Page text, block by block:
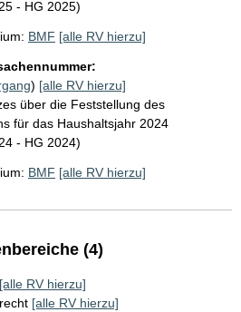
- HG 2025)
BMF [alle RV hierzu]
) [alle RV hierzu]
über die Feststellung des
für das Haushaltsjahr 2024
- HG 2024)
BMF [alle RV hierzu]
(4)
[alle RV hierzu]
[alle RV hierzu]